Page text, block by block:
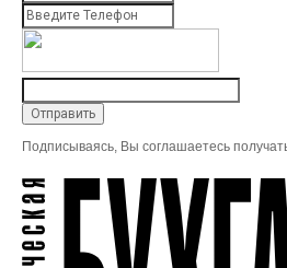
Подписываясь, Вы соглашаетесь